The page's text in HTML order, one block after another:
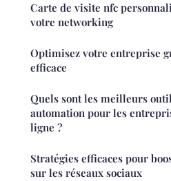
Carte de visite nfc
votre networking
Optimisez votre entreprise
efficace
Quels sont les meilleurs
automation pour les
ligne ?
Stratégies efficaces pour
sur les réseaux sociaux